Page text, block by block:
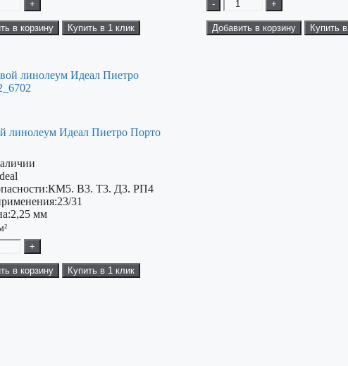
+
в корзину Купить в 1 клик
-
+
Добавить в корзину Купить
линолеум Идеал Пиетро Порто
КМ5. В3. Т3. Д3. РП4
23/31
2,25 мм
+
в корзину Купить в 1 клик